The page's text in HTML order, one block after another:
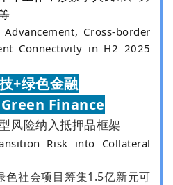
Cross-border
Connectivity in H2 2025
+绿色金融
Finance
风险纳入抵押品框架
Risk into Collateral
色社会项目筹集1.5亿新元可